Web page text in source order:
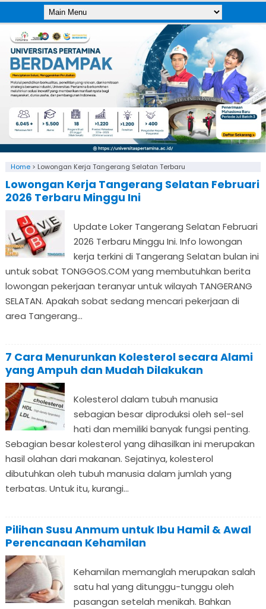
Home> Lowongan Kerja Tangerang Selatan Terbaru
Lowongan Kerja Tangerang Selatan Februari
2026 Terbaru Minggu Ini
Update Loker Tangerang Selatan Februari
2026 Terbaru Minggu Ini. Info lowongan
kerja terkini di Tangerang Selatan bulan ini
untuk sobat TONGGOS.COM yang membutuhkan berita
lowongan pekerjaan teranyar untuk wilayah TANGERANG
SELATAN. Apakah sobat sedang mencari pekerjaan di
area Tangerang...
7 Cara Menurunkan Kolesterol secara Alami
yang Ampuh dan Mudah Dilakukan
Kolesterol dalam tubuh manusia
sebagian besar diproduksi oleh sel-sel
hati dan memiliki banyak fungsi penting.
Sebagian besar kolesterol yang dihasilkan ini merupakan
hasil olahan dari makanan. Sejatinya, kolesterol
dibutuhkan oleh tubuh manusia dalam jumlah yang
terbatas. Untuk itu, kurangi...
Pilihan Susu Anmum untuk Ibu Hamil & Awal
Perencanaan Kehamilan
Kehamilan memanglah merupakan salah
satu hal yang ditunggu-tunggu oleh
pasangan setelah menikah. Bahkan